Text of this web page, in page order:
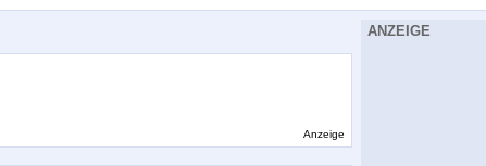
Anzeige
ANZEIGE